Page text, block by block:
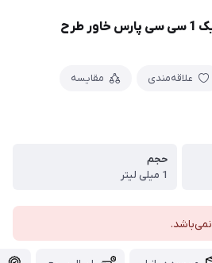
شیشه یدک سرنگ اتوماتیک 1 سی سی پارس خاور طرح
علاقه‌مندی مقایسه
حجم
1 میلی لیتر